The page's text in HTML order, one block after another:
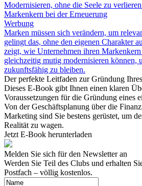
Modernisieren, ohne die Seele zu
Markenkern bei der Erneuerung
Werbung
Marken müssen sich verändern, um
gelingt das, ohne den eigenen Charakter
zeigt, wie Unternehmen ihren
gleichzeitig mutig modernisieren können,
zukunftsfähig zu bleiben.
Der perfekte Leitfaden zur Gründung
Dieses E-Book gibt Ihnen einen klaren
Voraussetzungen für die Gründung eines
Von der Geschäftsplanung über die
Marketing sind Sie bestens gerüstet, um
Realität zu wagen.
Jetzt E-Book herunterladen
Melden Sie sich für den Newsletter an
Werden Sie Teil des Clubs und erhalten
Postfach – völlig kostenlos.